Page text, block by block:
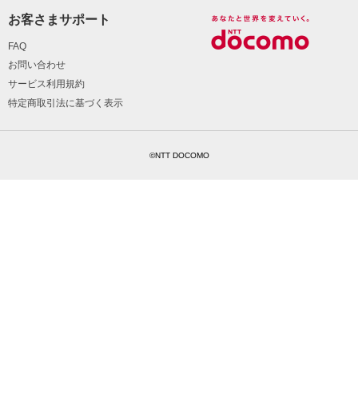
お客さまサポート
FAQ
お問い合わせ
サービス利用規約
特定商取引法に基づく表示
©NTT DOCOMO